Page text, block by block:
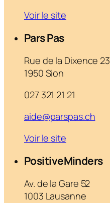
Voir le site
Pars Pas
Rue de la Dixence 23
1950 Sion
027 321 21 21
aide@parspas.ch
Voir le site
PositiveMinders
Av. de la Gare 52
1003 Lausanne